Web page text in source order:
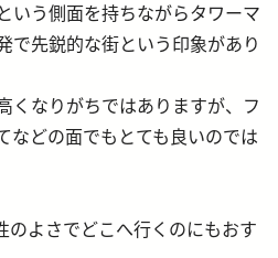
いう側面を持ちながらタワーマ
で先鋭的な街という印象があり
くなりがちではありますが、フ
などの面でもとても良いのでは
のよさでどこへ行くのにもおす